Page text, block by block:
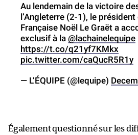
Au lendemain de la victoire
l’Angleterre (2-1), le
Française Noël Le Graët a
exclusif à la @lachainelequipe
https://t.co/q21yf7KMkx
pic.twitter.com/caQucR5R1y
— L’ÉQUIPE (@lequipe)
Également questionné sur les